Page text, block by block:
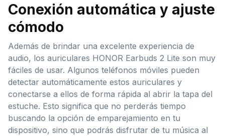
Conexión automática y ajuste
cómodo
Además de brindar una excelente experiencia de
audio, los auriculares HONOR Earbuds 2 Lite son muy
fáciles de usar. Algunos teléfonos móviles pueden
detectar automáticamente estos auriculares y
conectarse a ellos de forma rápida al abrir la tapa del
estuche. Esto significa que no perderás tiempo
buscando la opción de emparejamiento en tu
dispositivo, sino que podrás disfrutar de tu música al